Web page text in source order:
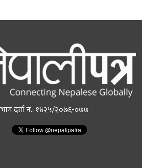
दर्ता नं.: १४२५/२०७६-०७७